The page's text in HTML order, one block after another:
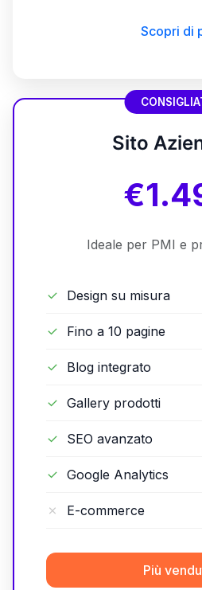
Scopri di
Sito
Ideale per PMI e
Design su misura
Fino a 10 pagine
Blog integrato
Gallery prodotti
SEO avanzato
Google Analytics
E-commerce
Più